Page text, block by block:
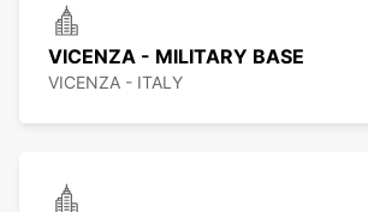
VICENZA - MILITARY BASE
VICENZA - ITALY